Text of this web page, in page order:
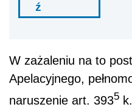
ź
W zażaleniu na to
Apelacyjnego,
naruszenie art. 3935